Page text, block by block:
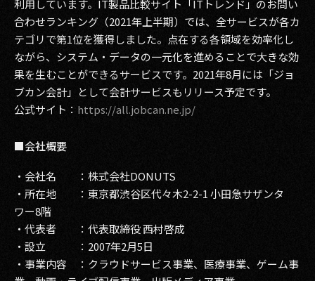
利用しています。IT製品比較サイト「ITトレンド」のお問い
合わせランキング（2021年上半期）では、全サービスが各カ
テゴリで第1位を獲得しました。点在する各領域を効率化し
ながら、システム・データの一元化を進めることで大きな効
果を生むことができるサービスです。2021年8月には「ジョ
ブカン会計」として会計サービスもリリース予定です。
公式サイト： https://all.jobcan.ne.jp/
■会社概要
・会社名 ：株式会社DONUTS
・所在地 ：東京都渋谷区代々木2-2-1 小田急サザンタ
ワー8階
・代表者 ：代表取締役 西村啓成
・設立 ：2007年2月5日
・事業内容 ：クラウドサービス事業、医療事業、ゲーム事